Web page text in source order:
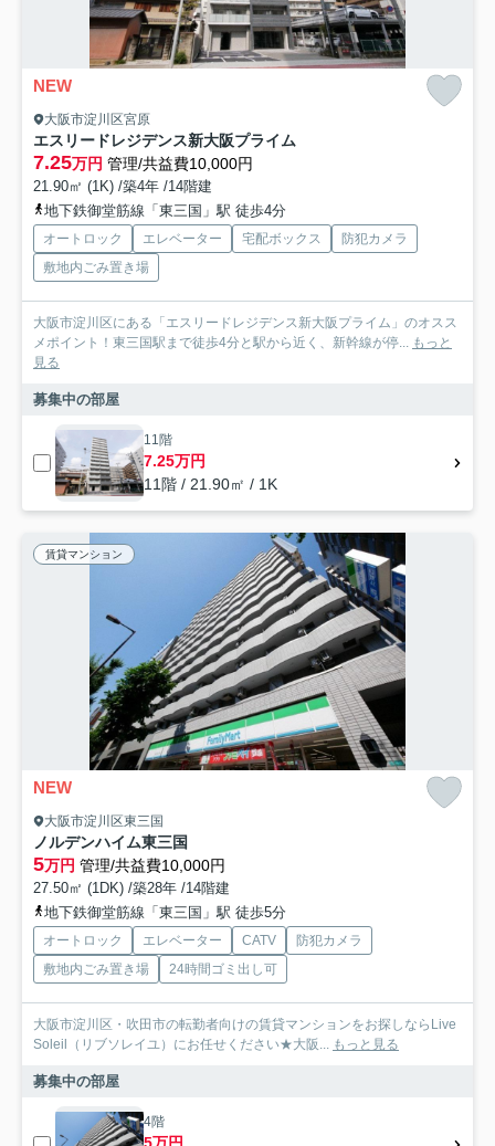
NEW
大阪市淀川区宮原
エスリードレジデンス新大阪プライム
7.25万円 管理/共益費10,000円
21.90㎡ (1K) /築4年 /14階建
地下鉄御堂筋線「東三国」駅 徒歩4分
オートロック エレベーター 宅配ボックス
防犯カメラ
敷地内ごみ置き場
大阪市淀川区にある「エスリードレジデンス新大阪プライム」のオスス
メポイント！東三国駅まで徒歩4分と駅から近く、新幹線が停... もっと
見る
募集中の部屋
11階
7.25万円
11階 / 21.90㎡ / 1K
賃貸マンション
NEW
大阪市淀川区東三国
ノルデンハイム東三国
5万円 管理/共益費10,000円
27.50㎡ (1DK) /築28年 /14階建
地下鉄御堂筋線「東三国」駅 徒歩5分
オートロック エレベーター CATV
防犯カメラ
敷地内ごみ置き場
24時間ゴミ出し可
大阪市淀川区・吹田市の転勤者向けの賃貸マンションをお探しならLive
Soleil（リブソレイユ）にお任せください★大阪... もっと見る
募集中の部屋
4階